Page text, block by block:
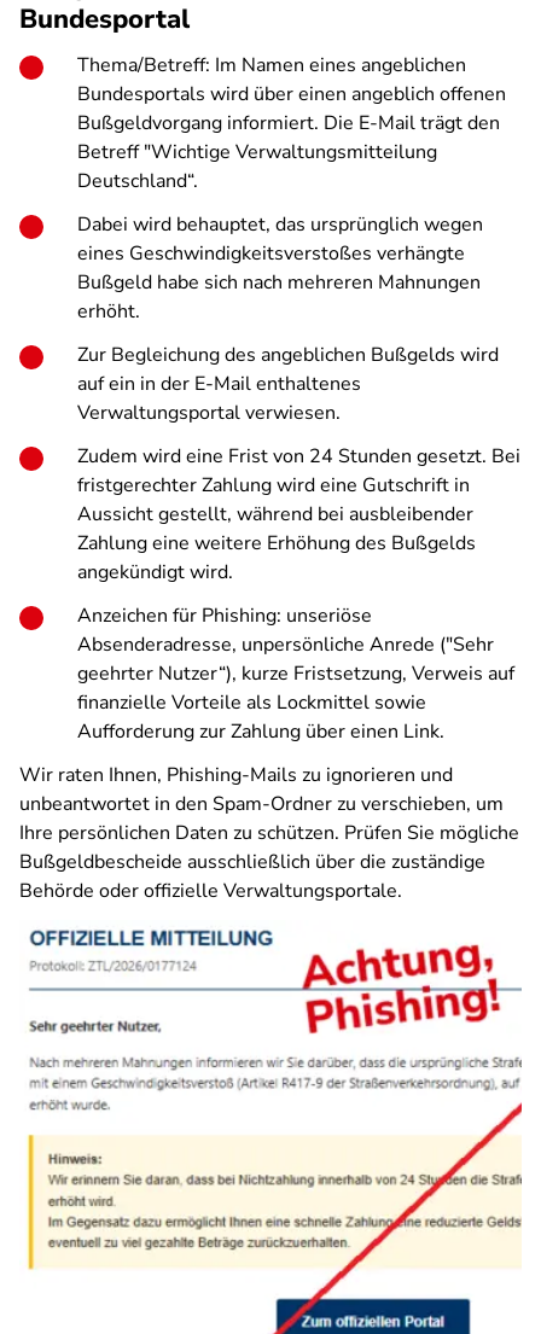
Bundesportal
Thema/Betreff: Im Namen eines angeblichen
Bundesportals wird über einen angeblich offenen
Bußgeldvorgang informiert. Die E-Mail trägt den
Betreff "Wichtige Verwaltungsmitteilung
Deutschland“.
Dabei wird behauptet, das ursprünglich wegen
eines Geschwindigkeitsverstoßes verhängte
Bußgeld habe sich nach mehreren Mahnungen
erhöht.
Zur Begleichung des angeblichen Bußgelds wird
auf ein in der E-Mail enthaltenes
Verwaltungsportal verwiesen.
Zudem wird eine Frist von 24 Stunden gesetzt. Bei
fristgerechter Zahlung wird eine Gutschrift in
Aussicht gestellt, während bei ausbleibender
Zahlung eine weitere Erhöhung des Bußgelds
angekündigt wird.
Anzeichen für Phishing: unseriöse
Absenderadresse, unpersönliche Anrede ("Sehr
geehrter Nutzer“), kurze Fristsetzung, Verweis auf
finanzielle Vorteile als Lockmittel sowie
Aufforderung zur Zahlung über einen Link.
Wir raten Ihnen, Phishing-Mails zu ignorieren und
unbeantwortet in den Spam-Ordner zu verschieben, um
Ihre persönlichen Daten zu schützen. Prüfen Sie mögliche
Bußgeldbescheide ausschließlich über die zuständige
Behörde oder offizielle Verwaltungsportale.